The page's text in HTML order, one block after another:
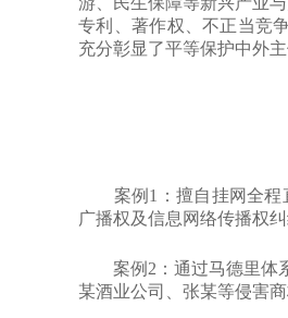
专利、著作权、不正当竞
充分彰显了平等保护中外
案例1：擅自挂网全程
广播权及信息网络传播权
案例2：通过马德里体系
某酒业公司、张某等侵害